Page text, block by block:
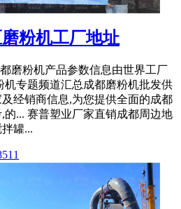
粉机工厂地址
磨粉机产品参数信息由世界工厂
机专题频道汇总成都磨粉机批发供
经销商信息,为您提供全面的成都
的... 赛普塑业厂家直销成都周边地
罐...